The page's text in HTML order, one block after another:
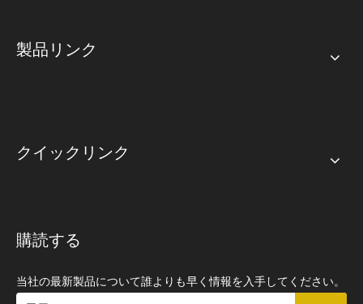
製品リンク
クイックリンク
購読する
当社の最新製品について誰よりも早く情報を入手してください。